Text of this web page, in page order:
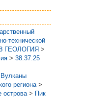
технической
ГЕОЛОГИЯ >
> 38.37.25
региона >
острова > Пик